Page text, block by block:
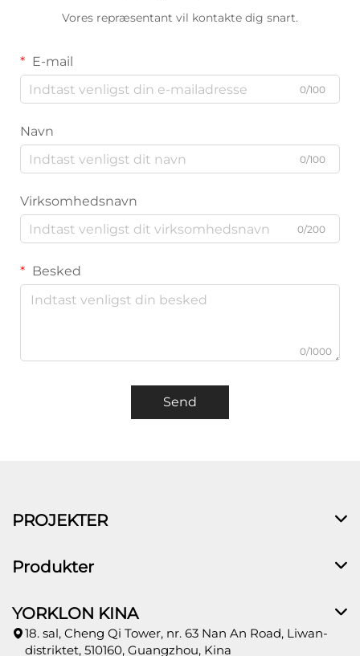
Vores repræsentant vil kontakte dig snart.
E-mail
0/100
Navn
0/100
Virksomhedsnavn
0/200
Besked
0/1000
Send
PROJEKTER
Produkter
YORKLON KINA
18. sal, Cheng Qi Tower, nr. 63 Nan An Road, Liwan-
distriktet, 510160, Guangzhou, Kina